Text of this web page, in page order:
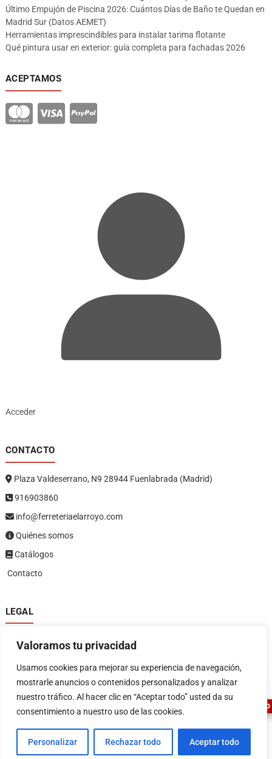
Valoramos tu privacidad
Usamos cookies para mejorar su experiencia de navegación,
mostrarle anuncios o contenidos personalizados y analizar
nuestro tráfico. Al hacer clic en “Aceptar todo” usted da su
consentimiento a nuestro uso de las cookies.
Personalizar Rechazar todo Aceptar todo
Último Empujón de Piscina 2026: Cuántos Días de Baño te Quedan en
Madrid Sur (Datos AEMET)
Herramientas imprescindibles para instalar tarima flotante
Qué pintura usar en exterior: guía completa para fachadas 2026
ACEPTAMOS
Acceder
CONTACTO
Plaza Valdeserrano, N9 28944 Fuenlabrada (Madrid)
916903860
info@ferreteriaelarroyo.com
Quiénes somos
Catálogos
Contacto
LEGAL
Política de privacidad
Política de devoluciones y reembolsos
Términos y condiciones
FERRETERIA EL ARROYO | Diseñado por:Tema Freesia| © 2026WordPress
ASESOR FERRETERO